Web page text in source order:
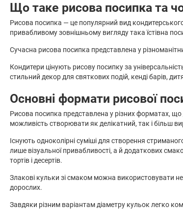
Що таке рисова посипка та
Рисова посипка — це популярний вид кондитерського
привабливому зовнішньому вигляду така їстівна
Сучасна рисова посипка представлена у
Кондитери цінують рисову посипку за
стильний декор для святкових подій, кенді барів,
Основні формати рисової
Рисова посипка представлена у різних форматах,
можливість створювати як делікатний, так і більш
Існують одноколірні суміші для створення
лише візуальної привабливості, а й додаткових
тортів і десертів.
Злакові кульки зі смаком можна використовувати
дорослих.
Завдяки різним варіантам діаметру кульок легко